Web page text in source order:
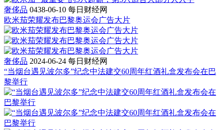
奢侈品 0438-06-10 每日财经网
欧米茄荣耀发布巴黎奥运会广告大片
奢侈品 2024-06-24 每日财经网
“当烟台遇见波尔多”纪念中法建交60周年红酒礼盒发布会在巴
黎举行